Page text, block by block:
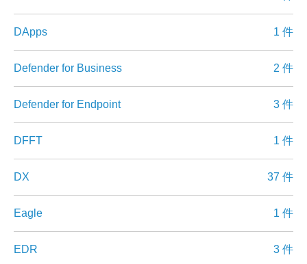
DApps 1 件
Defender for Business 2 件
Defender for Endpoint 3 件
DFFT 1 件
DX 37 件
Eagle 1 件
EDR 3 件